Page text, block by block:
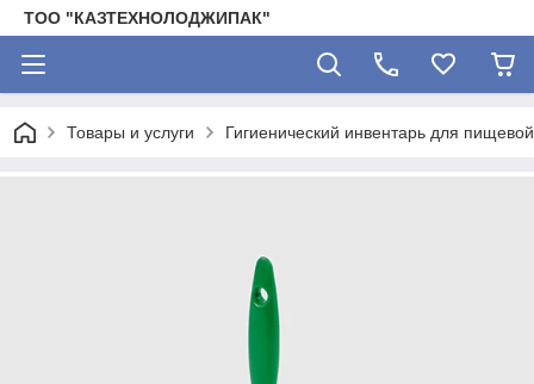
ТОО "КАЗТЕХНОЛОДЖИПАК"
Товары и услуги Гигиенический инвентарь для